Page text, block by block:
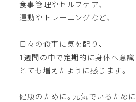
食事管理やセルフケア、
運動やトレーニングなど、
日々の食事に気を配り、
1週間の中で定期的に身体へ意
とても増えたように感じます。
健康のために。元気でいるために